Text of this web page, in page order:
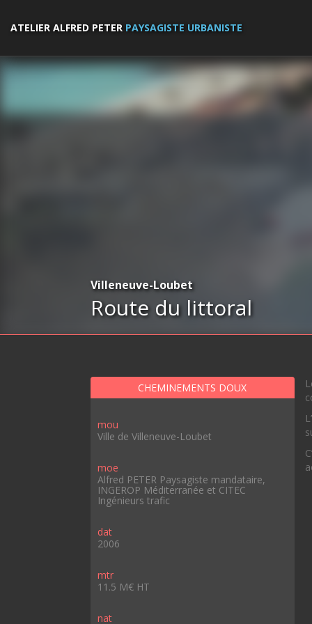
ATELIER ALFRED PETER PAYSAGISTE URBANISTE
Villeneuve-Loubet
Route du littoral
CHEMINEMENTS DOUX
mou
Ville de Villeneuve-Loubet
moe
Alfred PETER Paysagiste mandataire,
INGEROP Méditerranée et CITEC
Ingénieurs trafic
dat
2006
mtr
11.5 M€ HT
nat